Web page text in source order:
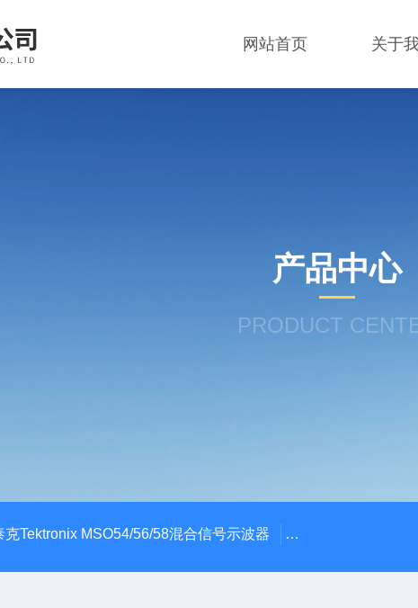
网站首页 关于
产品中心
PRODUCT
Tektronix MSO54/56/58混合信号示波器 ME045/ME085/